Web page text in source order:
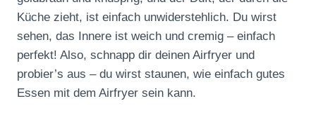
Küche zieht, ist einfach unwiderstehlich. Du wirst
sehen, das Innere ist weich und cremig – einfach
perfekt! Also, schnapp dir deinen Airfryer und
probier’s aus – du wirst staunen, wie einfach gutes
Essen mit dem Airfryer sein kann.